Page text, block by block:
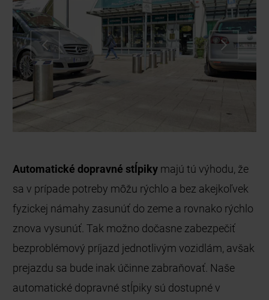
Security Line – Automatický dopravný stĺpik
s integrovaným elektromechanickým
Automatické dopravné stĺpiky majú tú výhodu, že
sa v prípade potreby môžu rýchlo a bez akejkoľvek
fyzickej námahy zasunúť do zeme a rovnako rýchlo
znova vysunúť. Tak možno dočasne zabezpečiť
bezproblémový príjazd jednotlivým vozidlám, avšak
prejazdu sa bude inak účinne zabraňovať. Naše
automatické dopravné stĺpiky sú dostupné v